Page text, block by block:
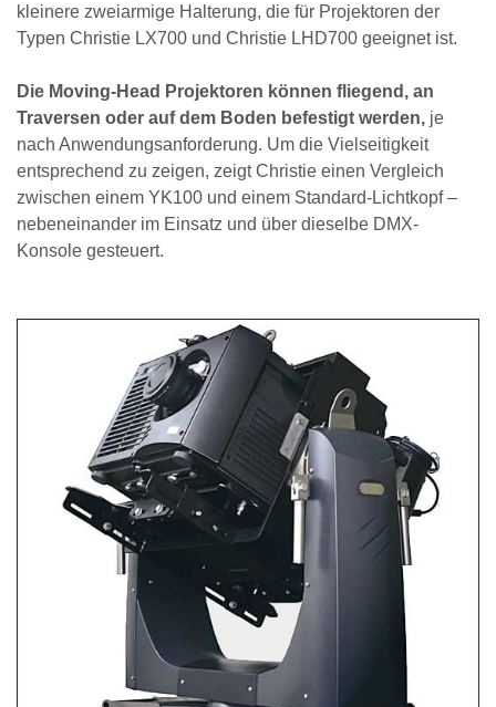
kleinere zweiarmige Halterung, die für Projektoren der
Typen Christie LX700 und Christie LHD700 geeignet ist.
Die Moving-Head Projektoren können fliegend, an
Traversen oder auf dem Boden befestigt werden, je
nach Anwendungsanforderung. Um die Vielseitigkeit
entsprechend zu zeigen, zeigt Christie einen Vergleich
zwischen einem YK100 und einem Standard-Lichtkopf –
nebeneinander im Einsatz und über dieselbe DMX-
Konsole gesteuert.